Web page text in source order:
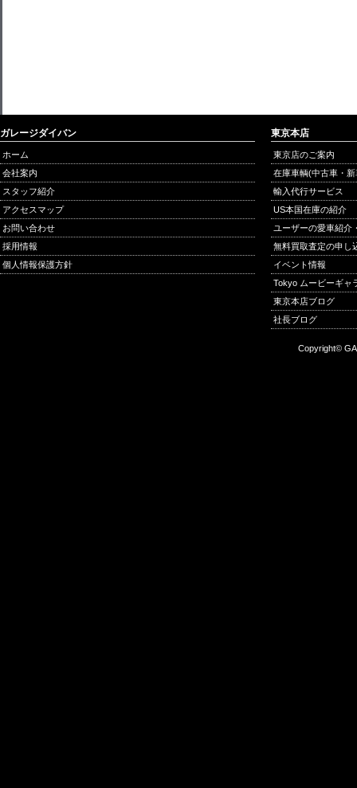
ガレージダイバン
ホーム
会社案内
スタッフ紹介
アクセスマップ
お問い合わせ
採用情報
個人情報保護方針
東京本店
東京店のご案内
在庫車輌(中古車・
輸入代行サービス
US本国在庫の紹介
ユーザーの愛車紹介
無料買取査定の申し
イベント情報
Tokyo ムービーギャ
東京本店ブログ
社長ブログ
Copyright©